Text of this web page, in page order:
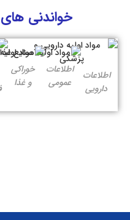
خواندنی
اطلاعات
دارویی
اطلاعات
عمومی
خوراکی
و غذا